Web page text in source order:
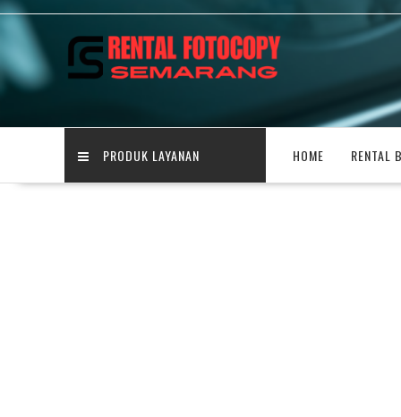
Skip
content
PRODUK LAYANAN HOME RENTAL